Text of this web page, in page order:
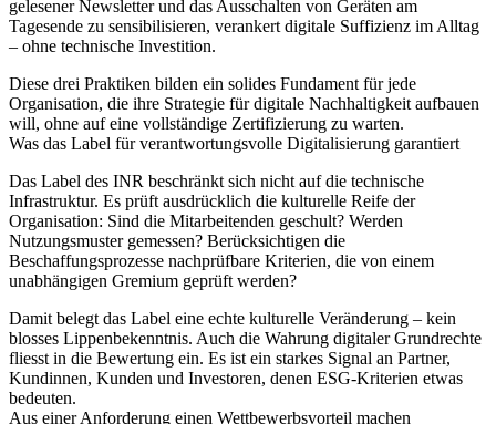
gelesener Newsletter und das Ausschalten von Geräten am
Tagesende zu sensibilisieren, verankert digitale Suffizienz im Alltag
– ohne technische Investition.
Diese drei Praktiken bilden ein solides Fundament für jede
Organisation, die ihre Strategie für digitale Nachhaltigkeit aufbauen
will, ohne auf eine vollständige Zertifizierung zu warten.
Was das Label für verantwortungsvolle Digitalisierung garantiert
Das Label des INR beschränkt sich nicht auf die technische
Infrastruktur. Es prüft ausdrücklich die kulturelle Reife der
Organisation: Sind die Mitarbeitenden geschult? Werden
Nutzungsmuster gemessen? Berücksichtigen die
Beschaffungsprozesse nachprüfbare Kriterien, die von einem
unabhängigen Gremium geprüft werden?
Damit belegt das Label eine echte kulturelle Veränderung – kein
blosses Lippenbekenntnis. Auch die Wahrung digitaler Grundrechte
fliesst in die Bewertung ein. Es ist ein starkes Signal an Partner,
Kundinnen, Kunden und Investoren, denen ESG-Kriterien etwas
bedeuten.
Aus einer Anforderung einen Wettbewerbsvorteil machen